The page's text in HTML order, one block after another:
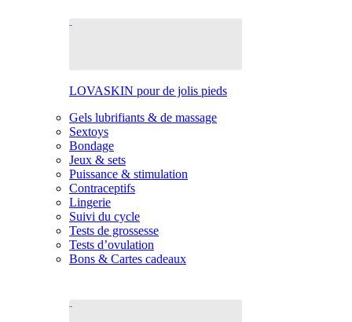
LOVASKIN pour de jolis pieds
Gels lubrifiants & de massage
Sextoys
Bondage
Jeux & sets
Puissance & stimulation
Contraceptifs
Lingerie
Suivi du cycle
Tests de grossesse
Tests d’ovulation
Bons & Cartes cadeaux